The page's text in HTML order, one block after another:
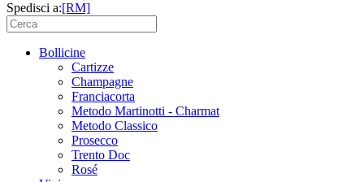
Spedisci a:[RM]
Bollicine
Cartizze
Champagne
Franciacorta
Metodo Martinotti - Charmat
Metodo Classico
Prosecco
Trento Doc
Rosé